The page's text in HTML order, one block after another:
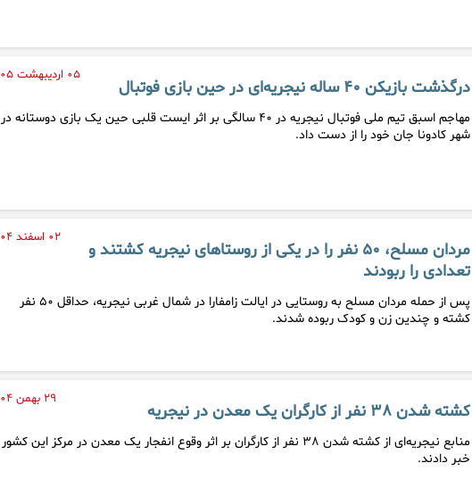
۰۵ اردیبهشت ۱۴۰۵
درگذشت بازیکن ۴۰ ساله نیجریه‌ای در حین بازی فوتبال
مهاجم اسبق تیم ملی فوتبال نیجریه در ۴۰ سالگی بر اثر ایست قلبی حین یک بازی دوستانه در
شهر کادونا جان خود را از دست داد.
۰۲ اسفند ۱۴۰۴
مردان مسلح، ۵۰ نفر را در یکی از روستاهای نیجریه کشتند و
تعدادی را ربودند
پس از حمله مردان مسلح به روستایی در ایالت زامفارا در شمال غربی نیجریه، حداقل ۵۰ نفر
کشته و چندین زن و کودک ربوده شدند.
۲۹ بهمن ۱۴۰۴
کشته شدن ۳۸ نفر از کارگران یک معدن در نیجریه
منابع نیجریه‌ای از کشته شدن ۳۸ نفر از کارگران بر اثر وقوع انفجار یک معدن در مرکز این کشور
خبر دادند.